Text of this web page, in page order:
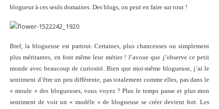
blogueur à ces seuls domaines. Des blogs, on peut en faire sur tout !
Bref, la blogueuse est partout. Certaines, plus chanceuses ou simplement
plus méritantes, en font même leur métier ! J’avoue que j’observe ce petit
monde avec beaucoup de curiosité. Bien que moi-même blogueuse, j’ai le
sentiment d’être un peu différente, pas totalement comme elles, pas dans le
« moule » des blogueuses, vous voyez ? Plus le temps passe et plus mon
sentiment de voir un « modèle » de blogueuse se créer devient fort. Les